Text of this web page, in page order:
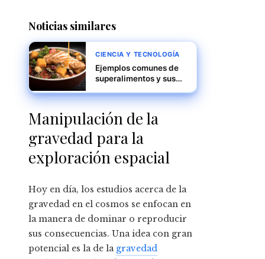
Noticias similares
CIENCIA Y TECNOLOGÍA
Ejemplos comunes de
superalimentos y sus
nutricionales
Manipulación de la
gravedad para la
exploración espacial
Hoy en día, los estudios acerca de la
gravedad en el cosmos se enfocan en
la manera de dominar o reproducir
sus consecuencias. Una idea con gran
potencial es la de la gravedad